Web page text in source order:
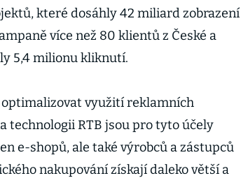
které dosáhly 42 miliard zobrazení
více než 80 klientů z České a
5,4 milionu kliknutí.
využití reklamních
technologii RTB jsou pro tyto účely
e-shopů, ale také výrobců a zástupců
nakupování získají daleko větší a